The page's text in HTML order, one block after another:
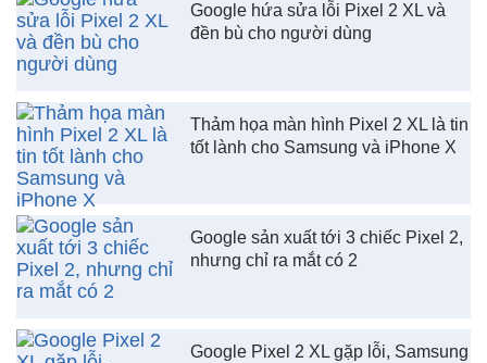
Google hứa sửa lỗi Pixel 2 XL và
đền bù cho người dùng
Thảm họa màn hình Pixel 2 XL là tin
tốt lành cho Samsung và iPhone X
Google sản xuất tới 3 chiếc Pixel 2,
nhưng chỉ ra mắt có 2
Google Pixel 2 XL gặp lỗi, Samsung